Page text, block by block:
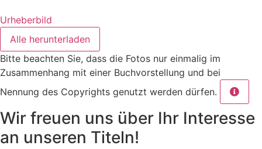
Urheberbild
Alle herunterladen
Bitte beachten Sie, dass die Fotos nur einmalig im
Zusammenhang mit einer Buchvorstellung und bei
Nennung des Copyrights genutzt werden dürfen.
Wir freuen uns über Ihr Interesse
an unseren Titeln!